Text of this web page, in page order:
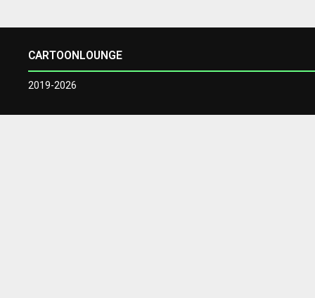
CARTOONLOUNGE
2019-2026